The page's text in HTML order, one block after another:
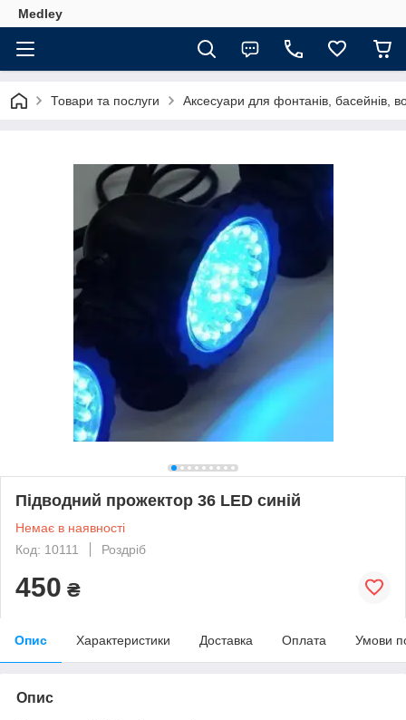
Medley
Товари та послуги Аксесуари для фонтанів, басейнів,
Підводний прожектор 36 LED синій
Немає в наявності
Код: 10111
Роздріб
450 ₴
Опис Характеристики Доставка Оплата Умови
Опис